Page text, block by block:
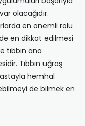
olacağıdır.
en önemli rolü
en dikkat edilmesi
tıbbın ana
Tıbbın uğraş
hemhal
de bilmek en